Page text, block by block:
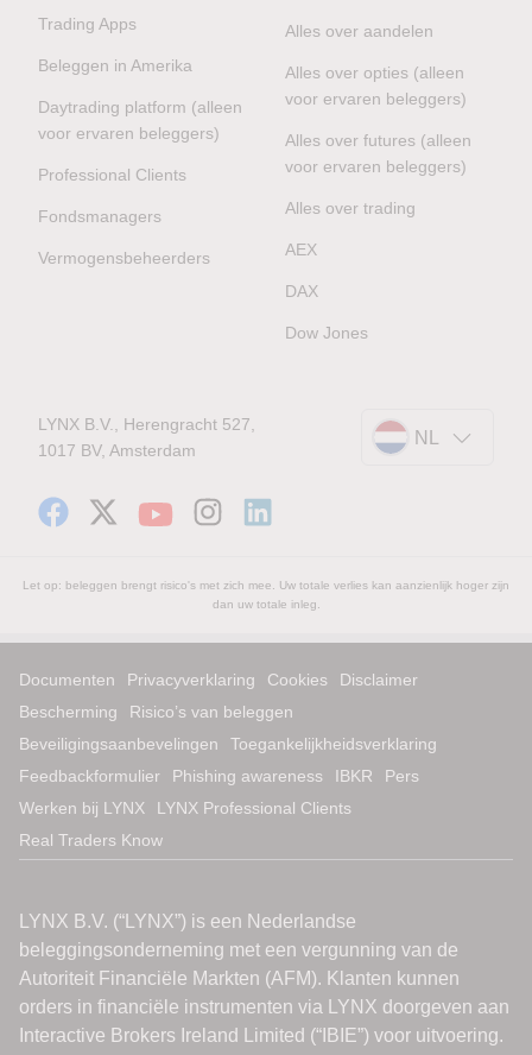
Trading Apps
Beleggen in Amerika
Daytrading platform (alleen
voor ervaren beleggers)
Professional Clients
Fondsmanagers
Vermogensbeheerders
Alles over aandelen
Alles over opties (alleen
voor ervaren beleggers)
Alles over futures (alleen
voor ervaren beleggers)
Alles over trading
AEX
DAX
Dow Jones
LYNX B.V., Herengracht 527,
1017 BV, Amsterdam
NL
Let op: beleggen brengt risico's met zich mee. Uw totale verlies kan aanzienlijk hoger zijn
dan uw totale inleg.
Documenten Privacyverklaring Cookies
Disclaimer
Bescherming
Risico’s van beleggen
Beveiligingsaanbevelingen
Toegankelijkheidsverklaring
Feedbackformulier
Phishing awareness IBKR
Pers
Werken bij LYNX
LYNX Professional Clients
Real Traders Know